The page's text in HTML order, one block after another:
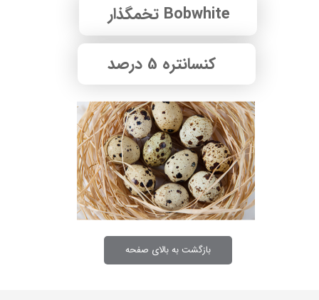
Bobwhite تخمگذار
کنسانتره 5 درصد
بازگشت به بالای صفحه